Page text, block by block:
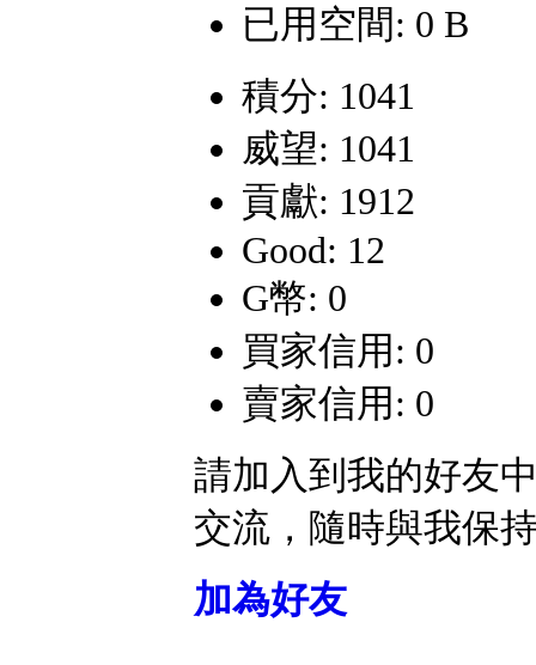
已用空間: 0 B
積分: 1041
威望: 1041
貢獻: 1912
Good: 12
G幣: 0
買家信用: 0
賣家信用: 0
請加入到我的好友
交流，隨時與我保
加為好友